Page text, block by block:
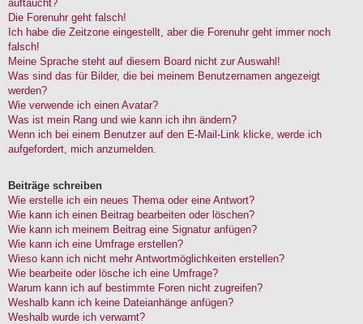
auftaucht?
Die Forenuhr geht falsch!
Ich habe die Zeitzone eingestellt, aber die Forenuhr geht immer noch
falsch!
Meine Sprache steht auf diesem Board nicht zur Auswahl!
Was sind das für Bilder, die bei meinem Benutzernamen angezeigt
werden?
Wie verwende ich einen Avatar?
Was ist mein Rang und wie kann ich ihn ändern?
Wenn ich bei einem Benutzer auf den E-Mail-Link klicke, werde ich
aufgefordert, mich anzumelden.
Beiträge schreiben
Wie erstelle ich ein neues Thema oder eine Antwort?
Wie kann ich einen Beitrag bearbeiten oder löschen?
Wie kann ich meinem Beitrag eine Signatur anfügen?
Wie kann ich eine Umfrage erstellen?
Wieso kann ich nicht mehr Antwortmöglichkeiten erstellen?
Wie bearbeite oder lösche ich eine Umfrage?
Warum kann ich auf bestimmte Foren nicht zugreifen?
Weshalb kann ich keine Dateianhänge anfügen?
Weshalb wurde ich verwarnt?